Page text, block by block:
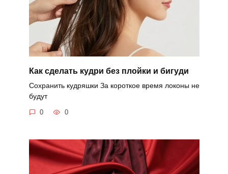
Как сделать кудри без плойки и бигуди
Сохранить кудряшки За короткое время локоны не
будут
0 0